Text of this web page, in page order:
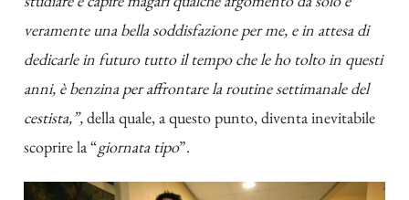
veramente una bella soddisfazione per me, e in attesa di
dedicarle in futuro tutto il tempo che le ho tolto in questi
anni, è benzina per affrontare la routine settimanale del
cestista,”,della quale, a questo punto, diventa inevitabile
scoprire la “giornata tipo”.